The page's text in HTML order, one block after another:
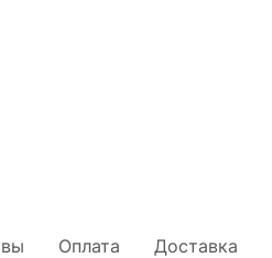
Оплата Доставка